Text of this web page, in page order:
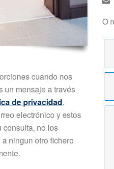
cuando nos
un mensaje a través
de privacidad.
electrónico y estos
consulta, no los
a ningun otro fichero
O